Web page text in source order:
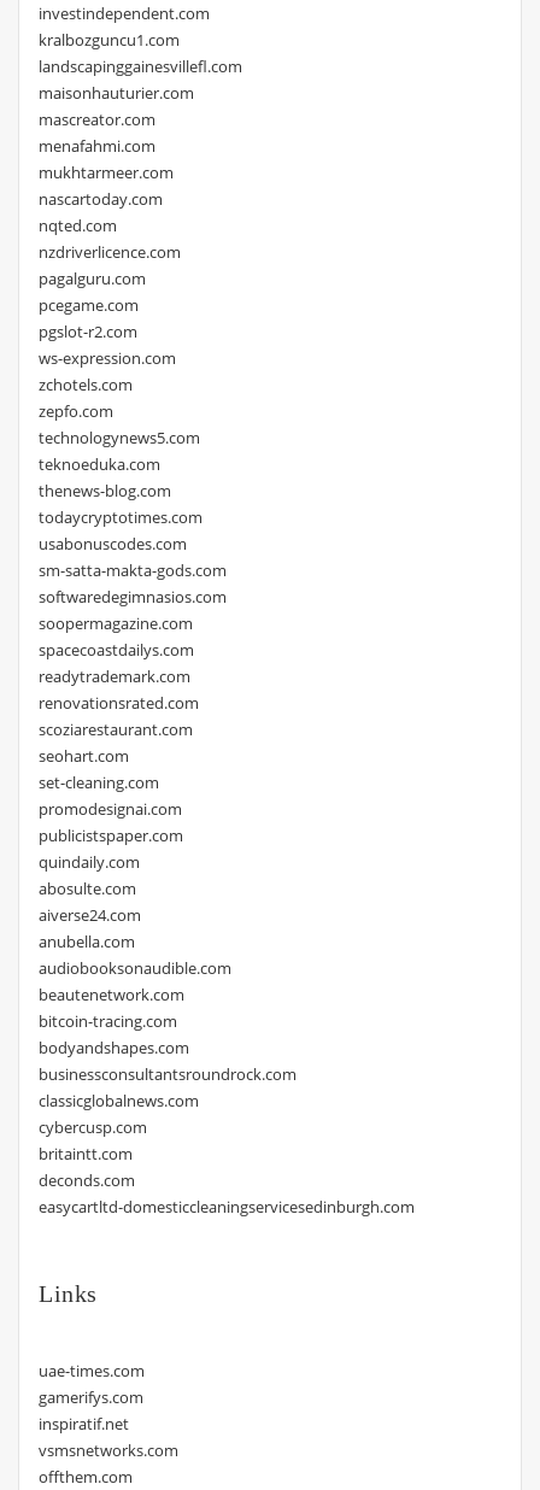
investindependent.com
kralbozguncu1.com
landscapinggainesvillefl.com
maisonhauturier.com
mascreator.com
menafahmi.com
mukhtarmeer.com
nascartoday.com
nqted.com
nzdriverlicence.com
pagalguru.com
pcegame.com
pgslot-r2.com
ws-expression.com
zchotels.com
zepfo.com
technologynews5.com
teknoeduka.com
thenews-blog.com
todaycryptotimes.com
usabonuscodes.com
sm-satta-makta-gods.com
softwaredegimnasios.com
soopermagazine.com
spacecoastdailys.com
readytrademark.com
renovationsrated.com
scoziarestaurant.com
seohart.com
set-cleaning.com
promodesignai.com
publicistspaper.com
quindaily.com
abosulte.com
aiverse24.com
anubella.com
audiobooksonaudible.com
beautenetwork.com
bitcoin-tracing.com
bodyandshapes.com
businessconsultantsroundrock.com
classicglobalnews.com
cybercusp.com
britaintt.com
deconds.com
easycartltd-domesticcleaningservicesedinburgh.com
Links
uae-times.com
gamerifys.com
inspiratif.net
vsmsnetworks.com
offthem.com